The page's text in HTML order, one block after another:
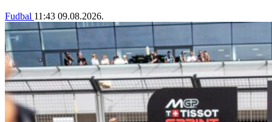
Fudbal 11:43 09.08.2026.